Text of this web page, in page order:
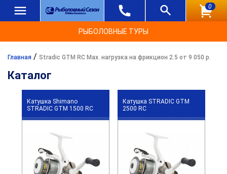
0
РЫБОЛОВНЫЕ ТУРЫ
Главная / Stradic GTM RC Max. нагрузка на фрикцион 2.5 от 9 050 р.
Каталог
Катушка Shimano
STRADIC GTM 1500 RC
Катушка STRADIC GTM
2500 RC